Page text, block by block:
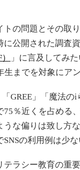
の問題とその取
に公開された調査資
」に言及してみ
生までを対象にア
GREE」「魔法
75％近くを占める
うな偏りは致し方
の利用例は少な
ラシー教育の重